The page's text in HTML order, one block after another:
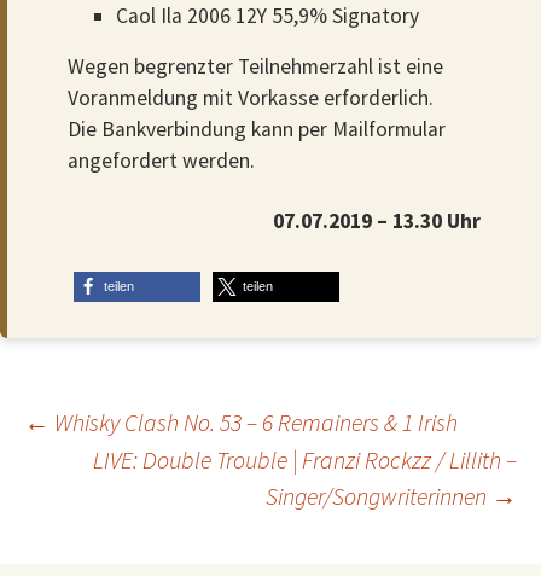
Caol Ila 2006 12Y 55,9% Signatory
Wegen begrenzter Teilnehmerzahl ist eine
Voranmeldung mit Vorkasse erforderlich.
Die Bankverbindung kann per Mailformular
angefordert werden.
07.07.2019 – 13.30 Uhr
teilen teilen
Beitragsnavigation
← Whisky Clash No. 53 – 6 Remainers & 1 Irish
LIVE: Double Trouble | Franzi Rockzz / Lillith –
Singer/Songwriterinnen →